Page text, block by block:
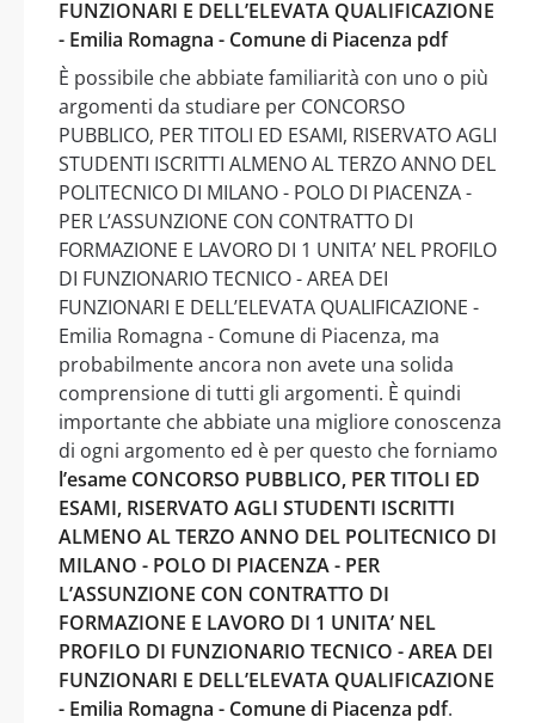
FUNZIONARI E DELL’ELEVATA QUALIFICAZIONE
- Emilia Romagna - Comune di Piacenza pdf
È possibile che abbiate familiarità con uno o più
argomenti da studiare per CONCORSO
PUBBLICO, PER TITOLI ED ESAMI, RISERVATO AGLI
STUDENTI ISCRITTI ALMENO AL TERZO ANNO DEL
POLITECNICO DI MILANO - POLO DI PIACENZA -
PER L’ASSUNZIONE CON CONTRATTO DI
FORMAZIONE E LAVORO DI 1 UNITA’ NEL PROFILO
DI FUNZIONARIO TECNICO - AREA DEI
FUNZIONARI E DELL’ELEVATA QUALIFICAZIONE -
Emilia Romagna - Comune di Piacenza, ma
probabilmente ancora non avete una solida
comprensione di tutti gli argomenti. È quindi
importante che abbiate una migliore conoscenza
di ogni argomento ed è per questo che forniamo
l’esame CONCORSO PUBBLICO, PER TITOLI ED
ESAMI, RISERVATO AGLI STUDENTI ISCRITTI
ALMENO AL TERZO ANNO DEL POLITECNICO DI
MILANO - POLO DI PIACENZA - PER
L’ASSUNZIONE CON CONTRATTO DI
FORMAZIONE E LAVORO DI 1 UNITA’ NEL
PROFILO DI FUNZIONARIO TECNICO - AREA DEI
FUNZIONARI E DELL’ELEVATA QUALIFICAZIONE
- Emilia Romagna - Comune di Piacenza pdf.